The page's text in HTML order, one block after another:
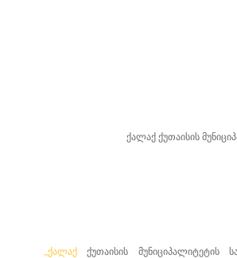
ქალაქ ქუთაისის
„ქალაქ ქუთაისის მუნიციპალიტეტის